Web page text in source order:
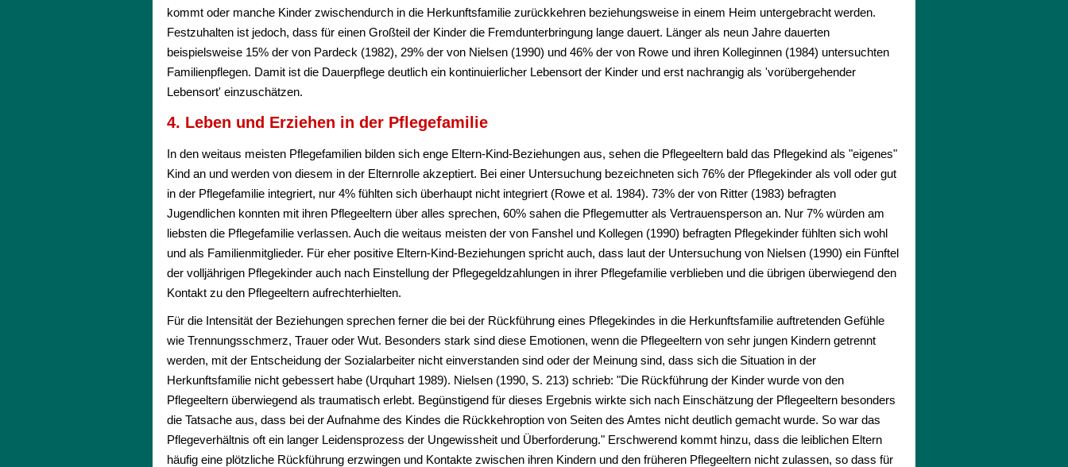
kommt oder manche Kinder zwischendurch in die Herkunftsfamilie zurückkehren beziehungsweise in einem Heim untergebracht werden.
Festzuhalten ist jedoch, dass für einen Großteil der Kinder die Fremdunterbringung lange dauert. Länger als neun Jahre dauerten
beispielsweise 15% der von Pardeck (1982), 29% der von Nielsen (1990) und 46% der von Rowe und ihren Kolleginnen (1984) untersuchten
Familienpflegen. Damit ist die Dauerpflege deutlich ein kontinuierlicher Lebensort der Kinder und erst nachrangig als 'vorübergehender
Lebensort' einzuschätzen.
4. Leben und Erziehen in der Pflegefamilie
In den weitaus meisten Pflegefamilien bilden sich enge Eltern-Kind-Beziehungen aus, sehen die Pflegeeltern bald das Pflegekind als "eigenes"
Kind an und werden von diesem in der Elternrolle akzeptiert. Bei einer Untersuchung bezeichneten sich 76% der Pflegekinder als voll oder gut
in der Pflegefamilie integriert, nur 4% fühlten sich überhaupt nicht integriert (Rowe et al. 1984). 73% der von Ritter (1983) befragten
Jugendlichen konnten mit ihren Pflegeeltern über alles sprechen, 60% sahen die Pflegemutter als Vertrauensperson an. Nur 7% würden am
liebsten die Pflegefamilie verlassen. Auch die weitaus meisten der von Fanshel und Kollegen (1990) befragten Pflegekinder fühlten sich wohl
und als Familienmitglieder. Für eher positive Eltern-Kind-Beziehungen spricht auch, dass laut der Untersuchung von Nielsen (1990) ein Fünftel
der volljährigen Pflegekinder auch nach Einstellung der Pflegegeldzahlungen in ihrer Pflegefamilie verblieben und die übrigen überwiegend den
Kontakt zu den Pflegeeltern aufrechterhielten.
Für die Intensität der Beziehungen sprechen ferner die bei der Rückführung eines Pflegekindes in die Herkunftsfamilie auftretenden Gefühle
wie Trennungsschmerz, Trauer oder Wut. Besonders stark sind diese Emotionen, wenn die Pflegeeltern von sehr jungen Kindern getrennt
werden, mit der Entscheidung der Sozialarbeiter nicht einverstanden sind oder der Meinung sind, dass sich die Situation in der
Herkunftsfamilie nicht gebessert habe (Urquhart 1989). Nielsen (1990, S. 213) schrieb: "Die Rückführung der Kinder wurde von den
Pflegeeltern überwiegend als traumatisch erlebt. Begünstigend für dieses Ergebnis wirkte sich nach Einschätzung der Pflegeeltern besonders
die Tatsache aus, dass bei der Aufnahme des Kindes die Rückkehroption von Seiten des Amtes nicht deutlich gemacht wurde. So war das
Pflegeverhältnis oft ein langer Leidensprozess der Ungewissheit und Überforderung." Erschwerend kommt hinzu, dass die leiblichen Eltern
häufig eine plötzliche Rückführung erzwingen und Kontakte zwischen ihren Kindern und den früheren Pflegeeltern nicht zulassen, so dass für